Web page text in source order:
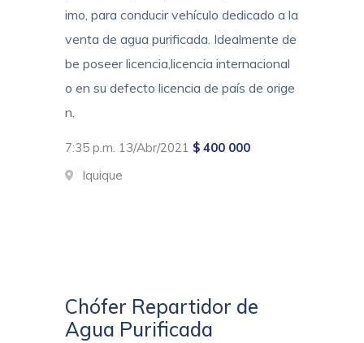
imo, para conducir vehículo dedicado a la
venta de agua purificada. Idealmente de
be poseer licencia,licencia internacional
o en su defecto licencia de país de orige
n.
7:35 p.m. 13/Abr/2021 $ 400 000
Iquique
Chófer Repartidor de
Agua Purificada